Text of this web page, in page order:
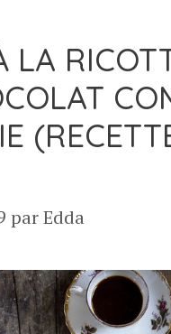
LA
parEdda